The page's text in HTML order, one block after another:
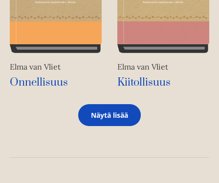
Elma van Vliet
Onnellisuus
Elma van Vliet
Kiitollisuus
Näytä lisää